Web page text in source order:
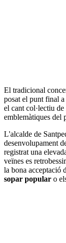
El tradicional
posat el punt final
el cant col·lectiu de
emblemàtiques del
L'alcalde de
desenvolupament
registrat una
veïnes es
la bona acceptació
sopar popular o